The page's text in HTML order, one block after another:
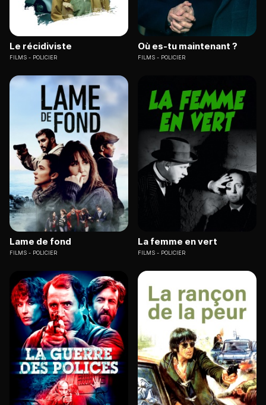
Le récidiviste
FILMS POLICIER
Où es-tu maintenant ?
FILMS POLICIER
Lame de fond
FILMS POLICIER
La femme en vert
FILMS POLICIER